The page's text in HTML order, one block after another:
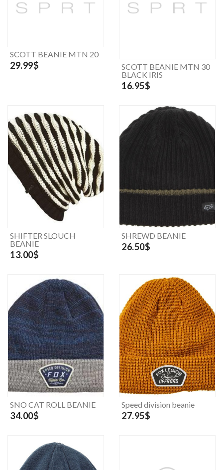
SCOTT BEANIE MTN 20
29.99$
SCOTT BEANIE MTN 30
BLACK IRIS
16.95$
SHIFTER SLOUCH
BEANIE
13.00$
SHREWD BEANIE
26.50$
SNO CAT ROLL BEANIE
34.00$
Speed division beanie
27.95$